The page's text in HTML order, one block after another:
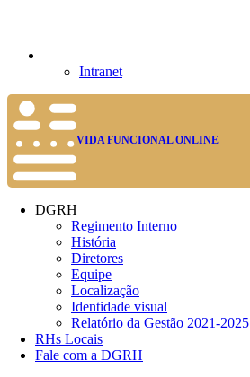
Intranet
VIDA FUNCIONAL ONLINE
DGRH
Regimento Interno
História
Diretores
Equipe
Localização
Identidade visual
Relatório da Gestão 2021-2025
RHs Locais
Fale com a DGRH